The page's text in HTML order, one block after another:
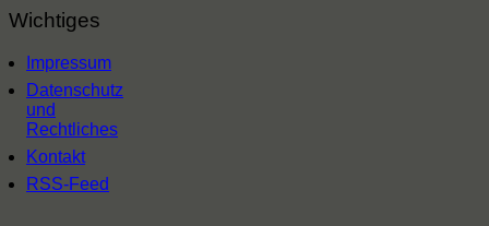
Wichtiges
Impressum
Datenschutz
und
Rechtliches
Kontakt
RSS-Feed